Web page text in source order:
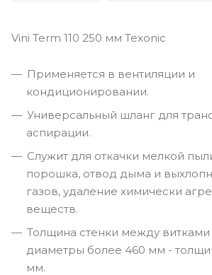
Vini Term 110 250 мм Texonic
Применяется в вентиляции и
кондиционировании.
Универсальный шланг для
аспирации.
Служит для откачки мелкой
порошка, отвод дыма и
газов, удаление химически
веществ.
Толщина стенки между
диаметры более 460 мм -
мм.